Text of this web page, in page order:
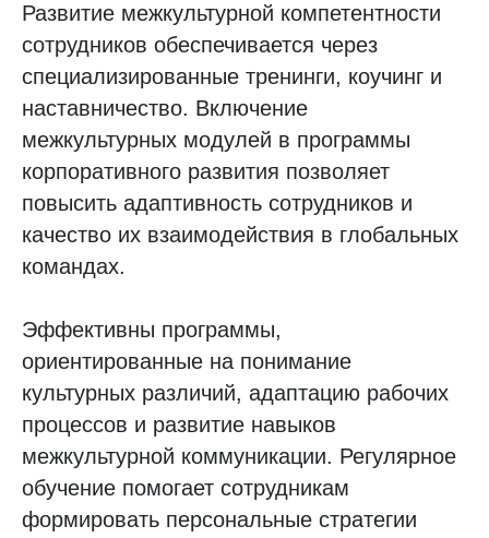
Развитие межкультурной компетентности
сотрудников обеспечивается через
специализированные тренинги, коучинг и
наставничество. Включение
межкультурных модулей в программы
корпоративного развития позволяет
повысить адаптивность сотрудников и
качество их взаимодействия в глобальных
командах.
Эффективны программы,
ориентированные на понимание
культурных различий, адаптацию рабочих
процессов и развитие навыков
межкультурной коммуникации. Регулярное
обучение помогает сотрудникам
формировать персональные стратегии